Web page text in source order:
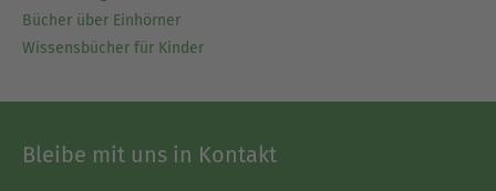
Bücher über Einhörner
Wissensbücher für Kinder
Bleibe mit uns in Kontakt